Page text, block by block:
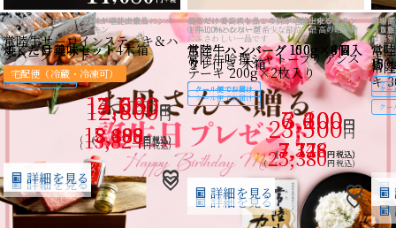
焼くだけでレストランの味が堪能出来るハンバ
ーグと豚みそ、バジルチキン
焼くだけ美味セット4木箱
クール便でお届け
7,500円
(8,100円税込)
詳細を見る
焼くだけでレストランの味が堪能出来るブラン
ド牛100%ハンバーグ
常陸牛ハンバーグ 150g×6個入
り
クール便でお届け
7,200円
(7,776円税込)
詳細を見る
本場
キュ
セット
ま
クー
焼くだけでレストランの味が堪能出来るハンバ
ーグと豚みそ、バジルチキン
焼くだけ美味セット
クール便でお届け
3,600円
(3,888円税込)
詳細を見る
焼くだけでレストランの味が堪能出来るブラン
ド牛100%ハンバーグ
常陸牛ハンバーグ 100g×4個入
り
クール便でお届け
3,100円
(3,348円税込)
詳細を見る
希少
りと
常
クー
人気のハンバーグとステーキのギフト
常陸牛サーロインステーキ＆ハ
ンバーグギフト
クール便でお届け
12,800円
( 13,824円税込)
詳細を見る
当店で一番高級な品です。牛一頭からわずか
0.1%しかとれない超希少な部位。最高の贈り物
にふさわしい一品です
常陸牛吟撰シャトーブリアンス
テーキ 200g×2枚入り
クール便でお届け
23,500円
(25,380円税込)
詳細を見る
キン
（貴
は格
さが
常
キ
クー
結婚式の引き出物に、ゴルフコンペ賞品に。カ
タログギフト
ルビー目録
宅配便（冷蔵・冷凍可）
14,080円
( 15,488円税込)
詳細を見る
焼くだけでレストランの味が堪能出来るブラン
ド牛100%ハンバーグ
常陸牛ハンバーグ 100g×8個
タレ付き 木箱
クール便でお届け
6,600円
(7,128円税込)
詳細を見る
柔ら
スし
常
切
クー